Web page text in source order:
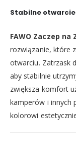
Stabilne
FAWO Zaczep na
rozwiązanie, które
otwarciu. Zatrzask
aby stabilnie
zwiększa komfort
kamperów i innych
kolorowi